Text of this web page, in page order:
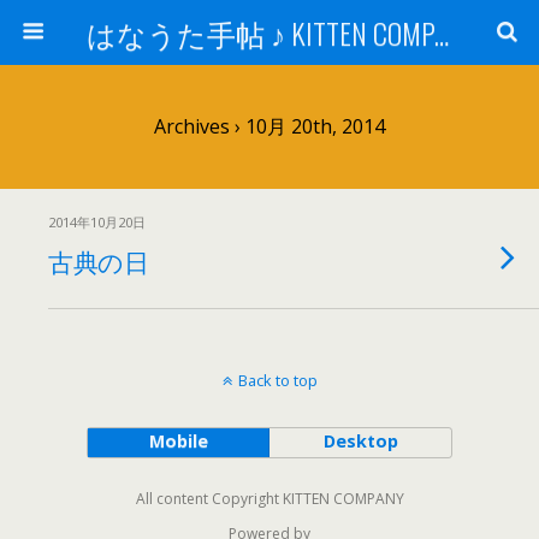
はなうた手帖 ♪ KITTEN COMPANY
Archives › 10月 20th, 2014
2014年10月20日
古典の日
Back to top
Mobile Desktop
All content Copyright KITTEN COMPANY
Powered by